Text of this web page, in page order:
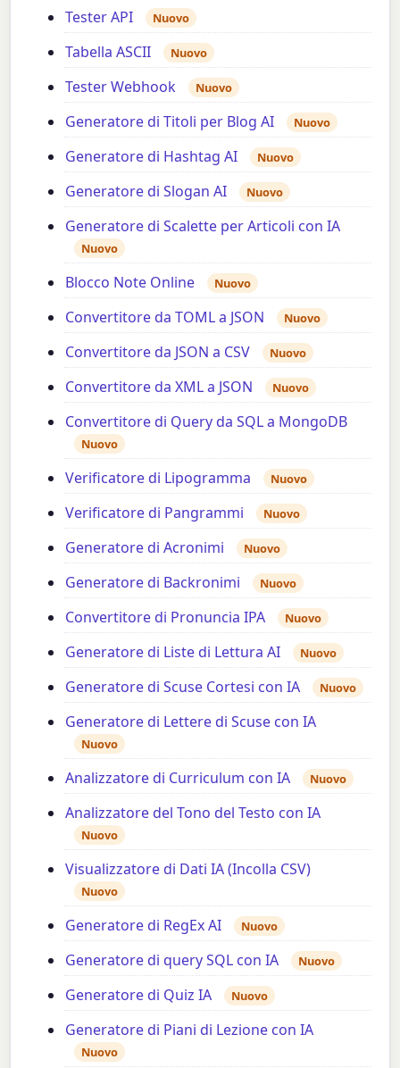
Tester API Nuovo
Tabella ASCII Nuovo
Tester Webhook Nuovo
Generatore di Titoli per Blog AI Nuovo
Generatore di Hashtag AI Nuovo
Generatore di Slogan AI Nuovo
Generatore di Scalette per Articoli con IA
Nuovo
Blocco Note Online Nuovo
Convertitore da TOML a JSON Nuovo
Convertitore da JSON a CSV Nuovo
Convertitore da XML a JSON Nuovo
Convertitore di Query da SQL a MongoDB
Nuovo
Verificatore di Lipogramma Nuovo
Verificatore di Pangrammi Nuovo
Generatore di Acronimi Nuovo
Generatore di Backronimi Nuovo
Convertitore di Pronuncia IPA Nuovo
Generatore di Liste di Lettura AI Nuovo
Generatore di Scuse Cortesi con IA Nuovo
Generatore di Lettere di Scuse con IA
Nuovo
Analizzatore di Curriculum con IA Nuovo
Analizzatore del Tono del Testo con IA
Nuovo
Visualizzatore di Dati IA (Incolla CSV)
Nuovo
Generatore di RegEx AI Nuovo
Generatore di query SQL con IA Nuovo
Generatore di Quiz IA Nuovo
Generatore di Piani di Lezione con IA
Nuovo